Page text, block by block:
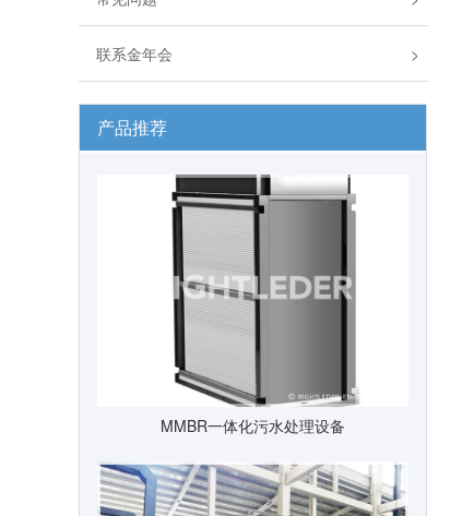
联系金年会 >
产品推荐
MMBR一体化污水处理设备